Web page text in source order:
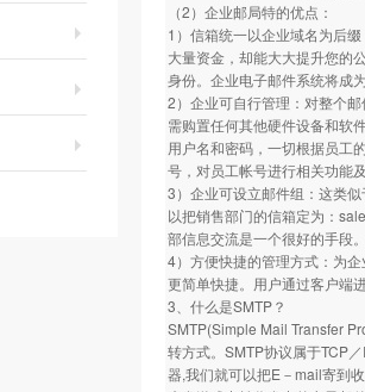
（2）企业邮局特的优点：
1）信箱统一以企业域名为后
大量资金，却能大大提升您的
身份。企业电子邮件系统将成
2）企业可自行管理：对整个
需购置任何其他硬件设备和软
用户名和密码，一切根据员工
号，对员工帐号进行相关功能
3）企业可设立邮件组：这类
以把销售部门的信箱定为：
部信息交流是一个很好的手段
4）方便快捷的管理方式：为
更简单快捷。用户通过客户端
3、什么是SMTP？
SMTP(Simple Mail Transfer
转方式。SMTP协议属于TCP
器,我们就可以把E－mail寄到